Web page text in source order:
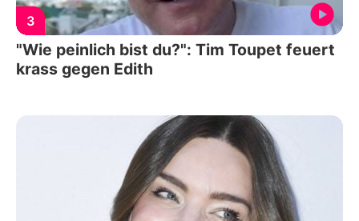
3
"Wie peinlich bist du?": Tim Toupet feuert
krass gegen Edith